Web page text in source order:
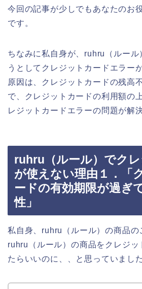
今回の記事が少しでもあなたのお
です。
ちなみに私自身が、ruhru（ルール
うとしてクレジットカードエラー
原因は、クレジットカードの残高
で、クレジットカードの利用額の
レジットカードエラーの問題が解
ruhru（ルール）でク
が使えない理由１．「
ードの有効期限が過ぎ
性」
私自身、ruhru（ルール）の商品の
ruhru（ルール）の商品をクレジッ
たらいいのに、、と思っていました